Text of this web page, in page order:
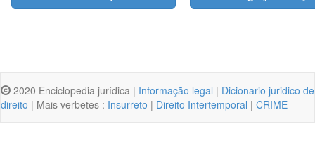
2020 Enciclopedia jurídica | Informação legal | Dicionario juridico de
direito | Mais verbetes : Insurreto | Direito Intertemporal | CRIME